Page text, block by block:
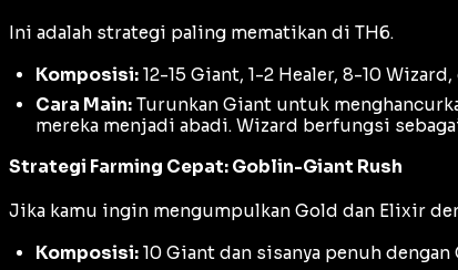
Ini adalah strategi paling mematikan di TH6.
Komposisi: 12-15 Giant, 1-2 Healer, 8-10
Cara Main: Turunkan Giant untuk
mereka menjadi abadi. Wizard berfungsi
Strategi Farming Cepat: Goblin-Giant Rush
Jika kamu ingin mengumpulkan Gold dan Elixir
Komposisi: 10 Giant dan sisanya penuh